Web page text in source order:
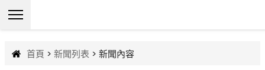
首頁 > 新聞列表 > 新聞內容